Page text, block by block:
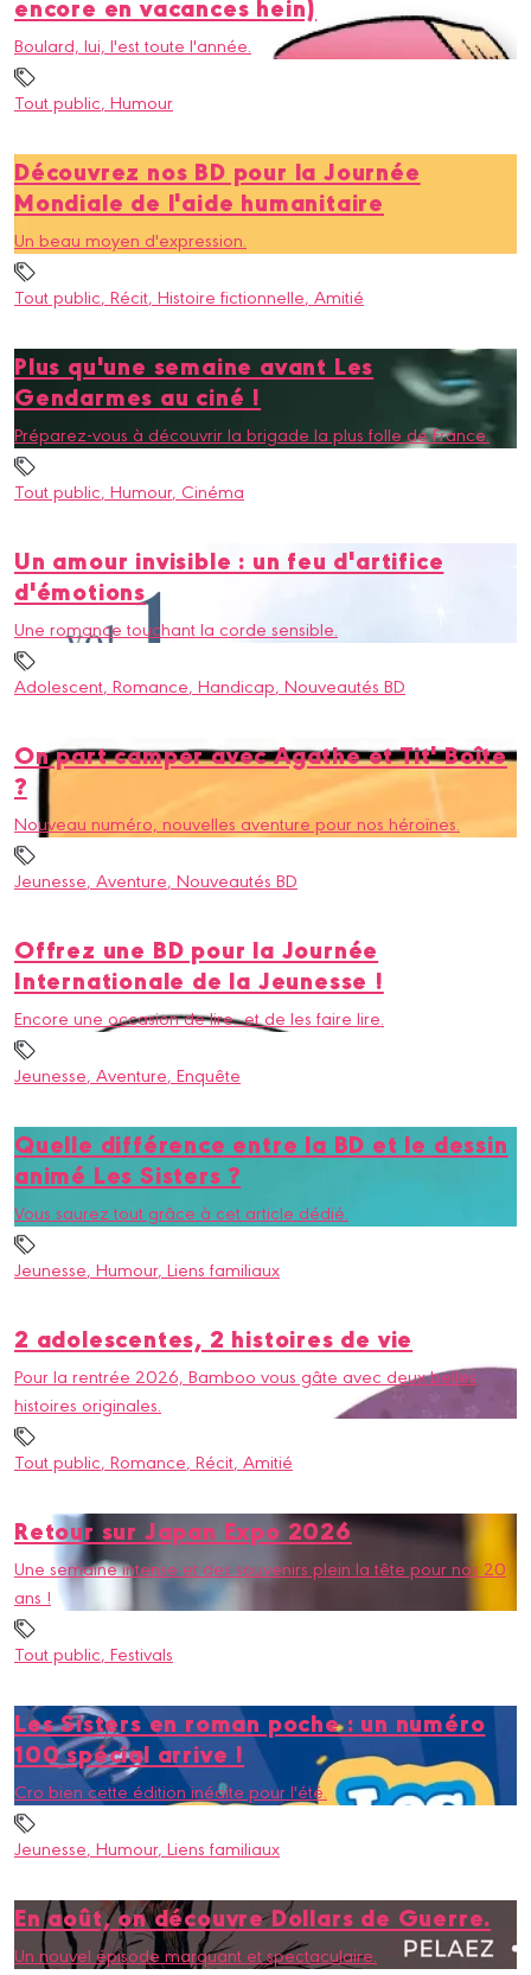
Boulard, lui, l'est toute l'année.
Tout public, Humour
Découvrez nos BD pour la Journée
Mondiale de l'aide humanitaire
Un beau moyen d'expression.
Tout public, Récit, Histoire fictionnelle, Amitié
Plus qu'une semaine avant Les
Gendarmes au ciné !
Préparez-vous à découvrir la brigade la plus folle de France.
Tout public, Humour, Cinéma
Un amour invisible : un feu d'artifice
d'émotions
Une romance touchant la corde sensible.
Adolescent, Romance, Handicap, Nouveautés BD
On part camper avec Agathe et Tit' Boîte
?
Nouveau numéro, nouvelles aventure pour nos héroïnes.
Jeunesse, Aventure, Nouveautés BD
Offrez une BD pour la Journée
Internationale de la Jeunesse !
Encore une occasion de lire...et de les faire lire.
Jeunesse, Aventure, Enquête
Quelle différence entre la BD et le dessin
animé Les Sisters ?
Vous saurez tout grâce à cet article dédié.
Jeunesse, Humour, Liens familiaux
2 adolescentes, 2 histoires de vie
Pour la rentrée 2026, Bamboo vous gâte avec deux belles
histoires originales.
Tout public, Romance, Récit, Amitié
Retour sur Japan Expo 2026
Une semaine intense et des souvenirs plein la tête pour nos 20
ans !
Tout public, Festivals
Les Sisters en roman poche : un numéro
100 spécial arrive !
Cro bien cette édition inédite pour l'été.
Jeunesse, Humour, Liens familiaux
En août, on découvre Dollars de Guerre.
Un nouvel épisode marquant et spectaculaire.